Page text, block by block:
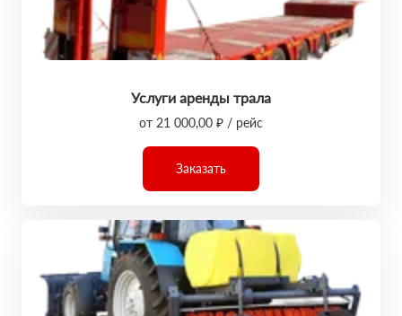
Услуги аренды трала
от 21 000,00 ₽ / рейс
Заказать